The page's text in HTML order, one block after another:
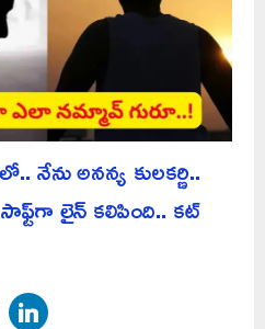
నేను అనన్య కులకర్ణి..
లైన్ కలిపింది.. కట్
Telegram